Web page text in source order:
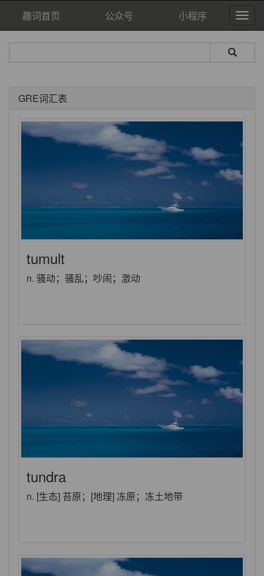
趣词首页 公众号 小程序
GRE词汇表
tumult
n. 骚动；骚乱；吵闹；激动
tundra
n. [生态] 苔原；[地理] 冻原；冻土地带